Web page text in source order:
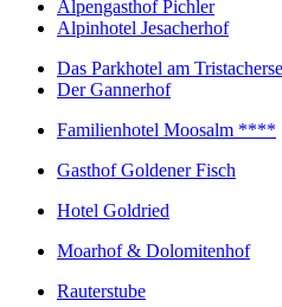
Alpengasthof Pichler
Alpinhotel Jesacherhof
Das Parkhotel am
Der Gannerhof
Familienhotel Moosalm ****
Gasthof Goldener Fisch
Hotel Goldried
Moarhof & Dolomitenhof
Rauterstube